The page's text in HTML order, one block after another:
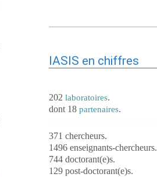
IASIS en chiffres
202 laboratoires.
dont 18 partenaires.
371 chercheurs.
1496 enseignants-chercheurs.
744 doctorant(e)s.
129 post-doctorant(e)s.